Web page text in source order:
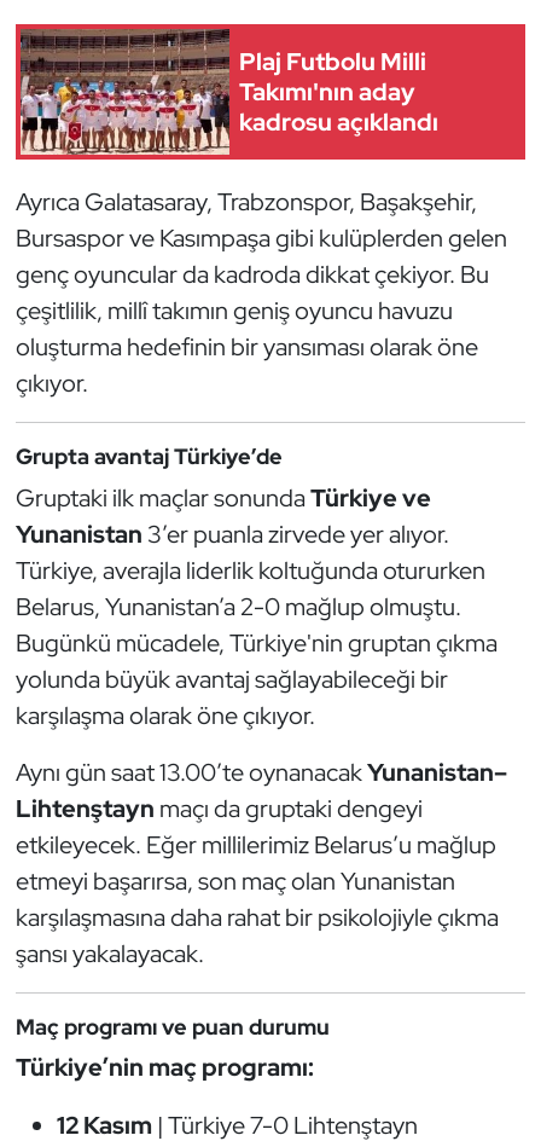
Plaj Futbolu Milli
Takımı'nın aday
kadrosu açıklandı
Ayrıca Galatasaray, Trabzonspor, Başakşehir,
Bursaspor ve Kasımpaşa gibi kulüplerden gelen
genç oyuncular da kadroda dikkat çekiyor. Bu
çeşitlilik, millî takımın geniş oyuncu havuzu
oluşturma hedefinin bir yansıması olarak öne
çıkıyor.
Grupta avantaj Türkiye’de
Gruptaki ilk maçlar sonundaTürkiye ve
Yunanistan 3’er puanla zirvede yer alıyor.
Türkiye, averajla liderlik koltuğunda otururken
Belarus, Yunanistan’a 2-0 mağlup olmuştu.
Bugünkü mücadele, Türkiye'nin gruptan çıkma
yolunda büyük avantaj sağlayabileceği bir
karşılaşma olarak öne çıkıyor.
Aynı gün saat 13.00’te oynanacakYunanistan–
Lihtenştayn maçı da gruptaki dengeyi
etkileyecek. Eğer millilerimiz Belarus’u mağlup
etmeyi başarırsa, son maç olan Yunanistan
karşılaşmasına daha rahat bir psikolojiyle çıkma
şansı yakalayacak.
Maç programı ve puan durumu
Türkiye’nin maç programı:
12 Kasım| Türkiye 7-0 Lihtenştayn
Kayak
Kempo
Kick Boks
Kürek
Masa Tenisi
Modern Pentatlon
Motor Sporları
Muay Thai
Okçuluk
Optimist
Oryantiring
Özel Sporcular
Paralimpik
Ragbi
Satranç
Su Topu
Tekvando
Tenis